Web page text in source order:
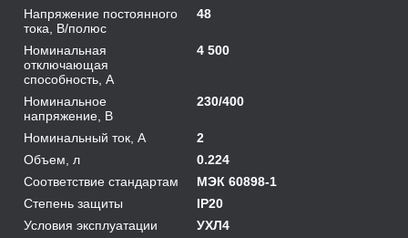
Напряжение постоянного
тока, В/полюс
48
Номинальная
отключающая
способность, А
4 500
Номинальное
напряжение, В
230/400
Номинальный ток, А
2
Объем, л
0.224
Соответствие стандартам
МЭК 60898-1
Степень защиты
IP20
Условия эксплуатации
УХЛ4